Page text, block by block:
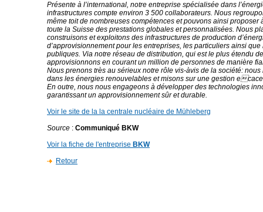
Présente à l’international, notre entreprise spécialisée dans
infrastructures compte environ 3 500 collaborateurs. Nous
même toit de nombreuses compétences et pouvons ainsi proposer
toute la Suisse des prestations globales et personnalisées. Nous
construisons et exploitons des infrastructures de production
d’approvisionnement pour les entreprises, les particuliers ainsi que
publiques. Via notre réseau de distribution, qui est le plus étendu
approvisionnons en courant un million de personnes de manière
Nous prenons très au sérieux notre rôle vis-àvis de la société: nous
dans les énergies renouvelables et misons sur une gestion e
En outre, nous nous engageons à développer des technologies
garantissant un approvisionnement sûr et durable.
Voir le site de la la centrale nucléaire de Mühleberg
Source : Communiqué BKW
Voir la fiche de l'entreprise BKW
Retour